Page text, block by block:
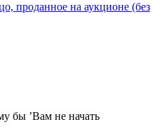
проданное на аукционе (без
бы ’Вам не начать